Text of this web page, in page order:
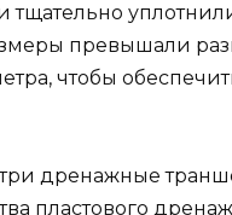
превышали
чтобы
дренажные
пластового